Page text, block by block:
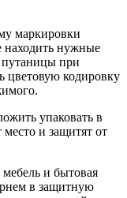
маркировки
находить нужные
путаницы при
цветовую кодировку
упаковать в
и защитят от
и бытовая
в защитную